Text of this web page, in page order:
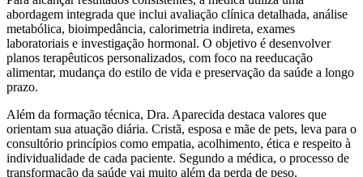
abordagem integrada que inclui avaliação clínica detalhada, análise
metabólica, bioimpedância, calorimetria indireta, exames
laboratoriais e investigação hormonal. O objetivo é desenvolver
planos terapêuticos personalizados, com foco na reeducação
alimentar, mudança do estilo de vida e preservação da saúde a longo
prazo.
Além da formação técnica, Dra. Aparecida destaca valores que
orientam sua atuação diária. Cristã, esposa e mãe de pets, leva para o
consultório princípios como empatia, acolhimento, ética e respeito à
individualidade de cada paciente. Segundo a médica, o processo de
transformação da saúde vai muito além da perda de peso.